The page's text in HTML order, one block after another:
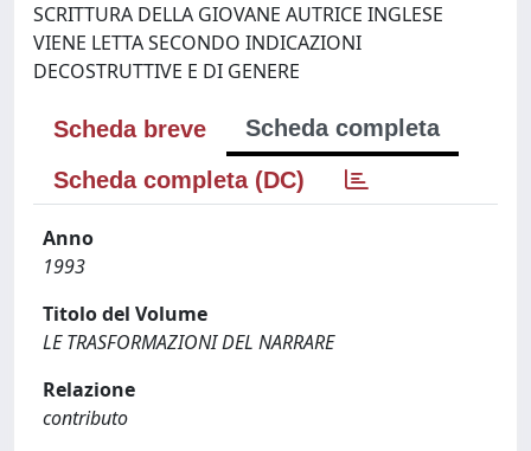
SCRITTURA DELLA GIOVANE AUTRICE INGLESE
VIENE LETTA SECONDO INDICAZIONI
DECOSTRUTTIVE E DI GENERE
Scheda breve
Scheda completa
Scheda completa (DC)
Anno
1993
Titolo del Volume
LE TRASFORMAZIONI DEL NARRARE
Relazione
contributo